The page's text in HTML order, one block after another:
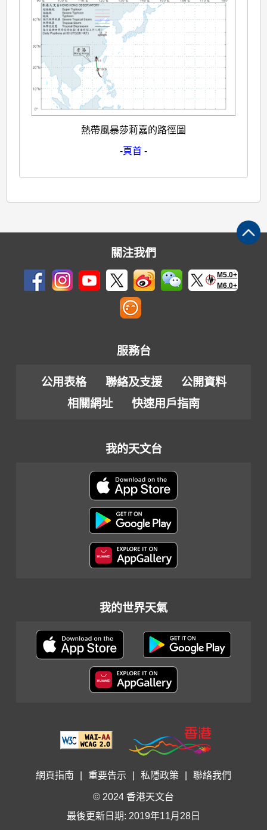
熱帶風暴莎莉嘉的路徑圖
-頁首 -
關注我們
M5.0+
M6.0+
服務台
公用表格 聯絡及支援
公開資料
相關網址
快速用戶指南
我的天文台
我的世界天氣
網頁指南 重要告示 私隱政策 聯絡我們
© 2024 香港天文台
最後更新日期: 2019年11月28日